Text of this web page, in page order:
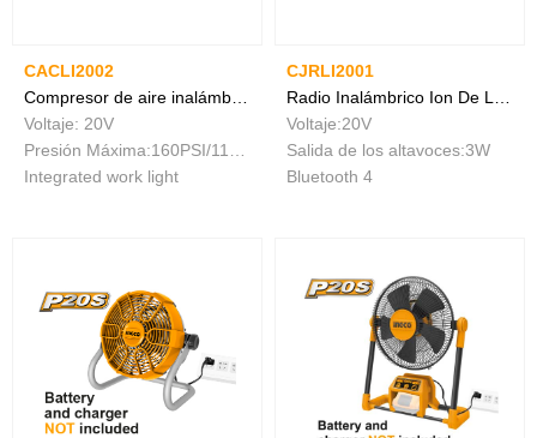
CACLI2002
Voltaje: 20V
Integrated work light
CJRLI2001
Voltaje:20V
Salida de los altavoces:3W
Bluetooth 4